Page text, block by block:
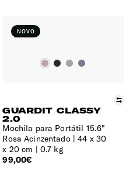
NOVO
GUARDIT CLASSY
2.0
Mochila para Portátil 15.6"
Rosa Acinzentado
44 x 30
x 20 cm | 0.7 kg
99,00€